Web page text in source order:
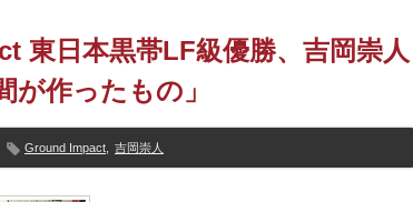
東日本黒帯LF級優勝、吉岡崇人
が作ったもの」
Ground Impact 吉岡崇人